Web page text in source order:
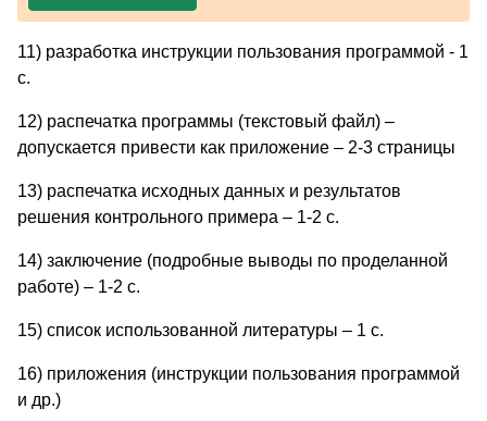
11) разработка инструкции пользования программой - 1
с.
12) распечатка программы (текстовый файл) –
допускается привести как приложение – 2-3 страницы
13) распечатка исходных данных и результатов
решения контрольного примера – 1-2 с.
14) заключение (подробные выводы по проделанной
работе) – 1-2 с.
15) список использованной литературы – 1 с.
16) приложения (инструкции пользования программой
и др.)